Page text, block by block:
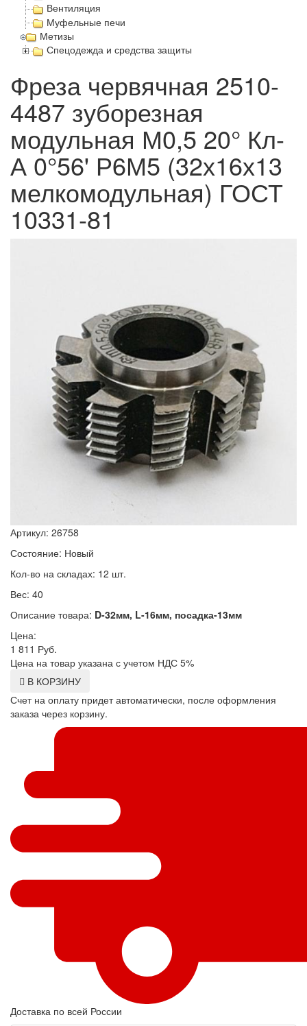
Вентиляция
Муфельные печи
Метизы
Спецодежда и средства защиты
Фреза червячная 2510-
4487 зуборезная
модульная М0,5 20° Кл-
А 0°56' Р6М5 (32х16х13
мелкомодульная) ГОСТ
10331-81
Артикул: 26758
Состояние: Новый
Кол-во на складах: 12 шт.
Вес: 40
Описание товара: D-32мм, L-16мм, посадка-13мм
Цена:
1 811 Руб.
Цена на товар указана с учетом НДС 5%
В КОРЗИНУ
Счет на оплату придет автоматически, после оформления
заказа через корзину.
Доставка по всей России